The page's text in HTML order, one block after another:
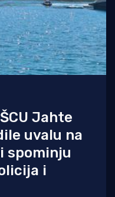
Jahte
uvalu na
spominju
i